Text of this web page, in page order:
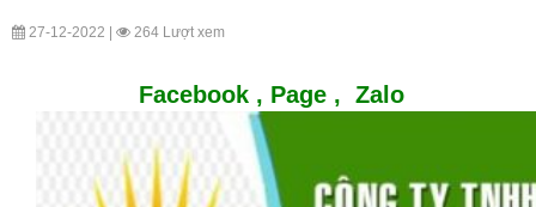
27-12-2022 | 264 Lượt xem
Facebook , Page , Zalo